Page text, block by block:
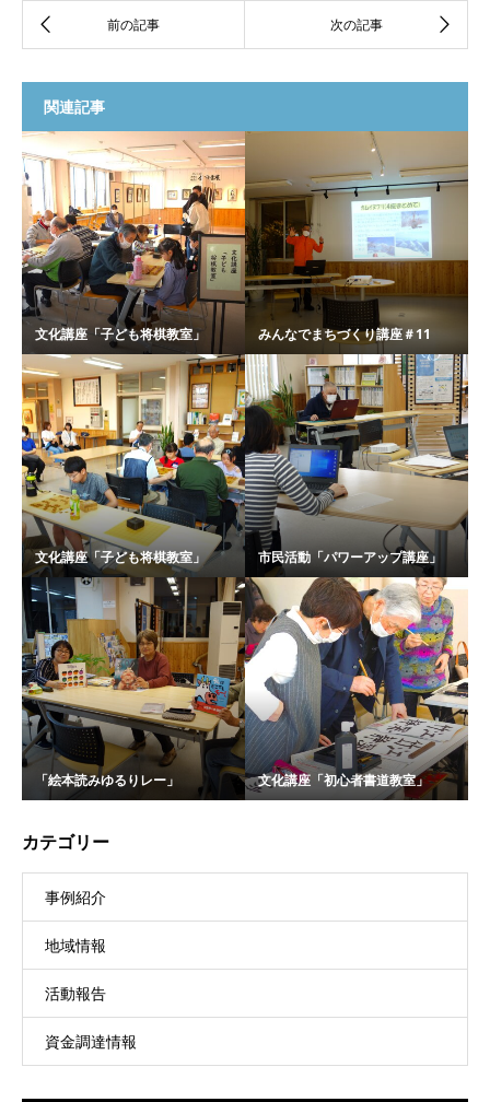
関連記事
文化講座「子ども将棋教室」 みんなでまちづくり講座＃11
文化講座「子ども将棋教室」 市民活動「パワーアップ講座」
「絵本読みゆるりレー」 文化講座「初心者書道教室」
カテゴリー
事例紹介
地域情報
活動報告
資金調達情報